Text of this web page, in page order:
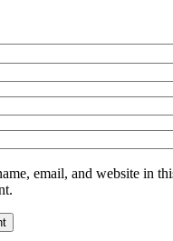
email, and website in